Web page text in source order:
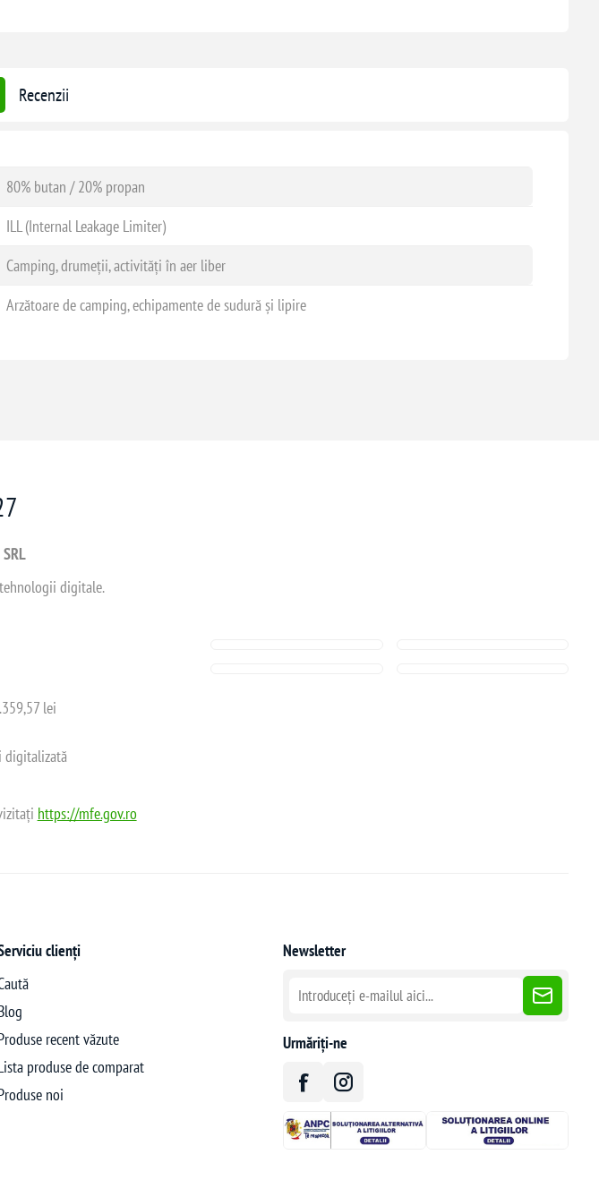
Recenzii
80% butan / 20% propan
ILL (Internal Leakage Limiter)
Camping, drumeții, activități în aer liber
Arzătoare de camping, echipamente de sudură și lipire
digitale.
lei
digitalizată
https://mfe.gov.ro
clienți
recent văzute
produse de comparat
noi
Newsletter
Urmăriți-ne